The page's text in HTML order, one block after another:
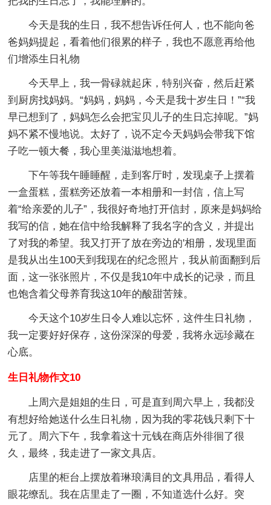
今天是我的生日，我不想告诉任何人，也不能向爸
爸妈妈提起，看着他们很累的样子，我也不愿意再给他
们增添生日礼物
今天早上，我一骨碌就起床，特别兴奋，然后赶紧
到厨房找妈妈。“妈妈，妈妈，今天是我十岁生日！”“我
早已想到了，妈妈怎么会把宝贝儿子的生日忘掉呢。”妈
妈不紧不慢地说。太好了，说不定今天妈妈会带我下馆
子吃一顿大餐，我心里美滋滋地想着。
下午等我午睡睡醒，走到客厅时，发现桌子上摆着
一盒蛋糕，蛋糕旁还放着一本相册和一封信，信上写
着“给亲爱的儿子”，我很好奇地打开信封，原来是妈妈给
我写的信，她在信中给我解释了我名字的含义，并提出
了对我的希望。我又打开了放在旁边的'相册，发现里面
是我从出生100天到我现在的纪念照片，我从前面翻到后
面，这一张张照片，不仅是我10年中成长的记录，而且
也饱含着父母养育我这10年的酸甜苦辣。
今天这个10岁生日令人难以忘怀，这件生日礼物，
我一定要好好保存，这份深深的母爱，我将永远珍藏在
心底。
生日礼物作文10
上周六是姐姐的生日，可是直到周六早上，我都没
有想好给她送什么生日礼物，因为我的零花钱只剩下十
元了。周六下午，我拿着这十元钱在商店外徘徊了很
久，最终，我走进了一家文具店。
店里的柜台上摆放着琳琅满目的文具用品，看得人
眼花缭乱。我在店里走了一圈，不知道选什么好。突